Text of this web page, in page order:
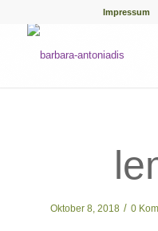
Impressum
Oktober 8, 2018 / 0